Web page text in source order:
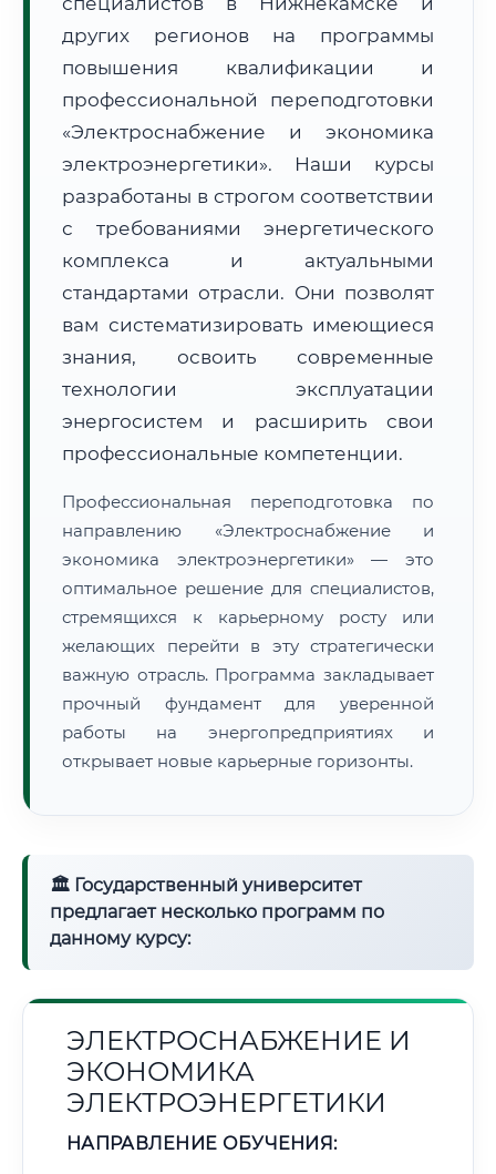
Расчет логистики оригиналов:
• Маршрут транзита:~1 953 км
• Экспресс-доставка СДЭК / Почтой:
📜 Документы и аккредитация
других регионов на программы
повышения квалификации и
профессиональной переподготовки
«Электроснабжение и экономика
электроэнергетики». Наши курсы
разработаны в строгом соответствии
с требованиями энергетического
комплекса и актуальными
стандартами отрасли. Они позволят
вам систематизировать имеющиеся
знания, освоить современные
технологии эксплуатации
энергосистем и расширить свои
профессиональные компетенции.
Профессиональная переподготовка по
направлению «Электроснабжение и
экономика электроэнергетики» — это
оптимальное решение для специалистов,
стремящихся к карьерному росту или
желающих перейти в эту стратегически
важную отрасль. Программа закладывает
прочный фундамент для уверенной
работы на энергопредприятиях и
открывает новые карьерные горизонты.
🏛 Государственный университет
предлагает несколько программ по
данному курсу:
ЭЛЕКТРОСНАБЖЕНИЕ И
ЭКОНОМИКА
ЭЛЕКТРОЭНЕРГЕТИКИ
НАПРАВЛЕНИЕ ОБУЧЕНИЯ: